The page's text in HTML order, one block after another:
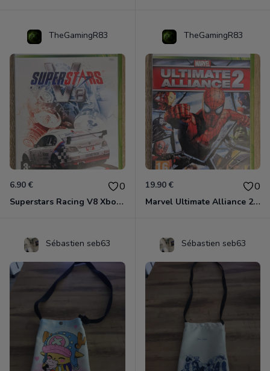
TheGamingR83
6.90 € 0
Superstars Racing V8 Xbox 360
TheGamingR83
19.90 € 0
Marvel Ultimate Alliance 2 Xbox 360
Sébastien seb63 Sébastien seb63